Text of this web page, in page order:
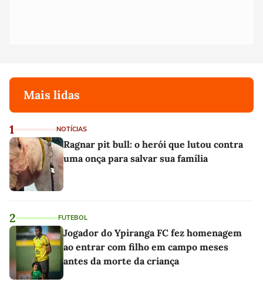
Mais lidas
1 NOTÍCIAS
Ragnar pit bull: o herói que lutou contra
uma onça para salvar sua família
2 FUTEBOL
Jogador do Ypiranga FC fez homenagem
ao entrar com filho em campo meses
antes da morte da criança